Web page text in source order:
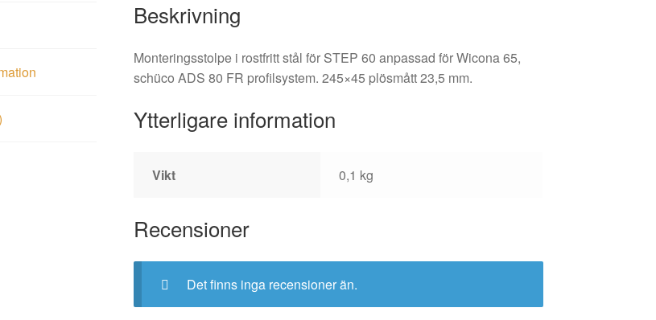
Beskrivning
Monteringsstolpe i rostfritt stål för STEP 60 anpassad för Wicona 65,
schüco ADS 80 FR profilsystem. 245×45 plösmått 23,5 mm.
Ytterligare information
Vikt 0,1 kg
Recensioner
Det finns inga recensioner än.